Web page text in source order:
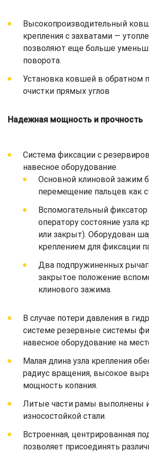
Высокопроизводительный
крепления с захватами —
позволяют еще больше
поворота.
Установка ковшей в обратном
очистки прямых углов
Надежная мощность и прочность
Система фиксации с
навесное оборудование.
Основной клиновой зажим
перемещение пальцев как
Вспомогательный
оператору состояние узла
или закрыт). Оборудован
креплением для фиксации
Два подпружиненных
закрытое положение
клинового зажима.
В случае потери давления в
системе резервные системы
навесное оборудование на
Малая длина узла крепления
радиус вращения, высокое
мощность копания.
Литые части рамы выполнены
износостойкой стали.
Встроенная, центрированная
позволяет присоединять